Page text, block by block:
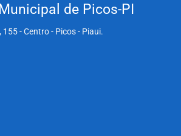
de Picos-PI
- Centro - Picos - Piaui.